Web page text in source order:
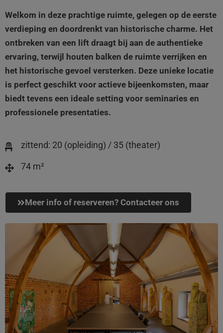
Welkom in deze prachtige ruimte, gelegen op de eerste
verdieping en doordrenkt van historische charme. Het
ontbreken van een lift draagt bij aan de authentieke
ervaring, terwijl houten balken de ruimte verrijken en
het historische gevoel versterken. Deze unieke locatie
is perfect geschikt voor actieve bijeenkomsten, maar
biedt tevens een ideale setting voor seminaries en
professionele presentaties.
zittend: 20 (opleiding) / 35 (theater)
74 m²
Meer info of reserveren? Contacteer ons